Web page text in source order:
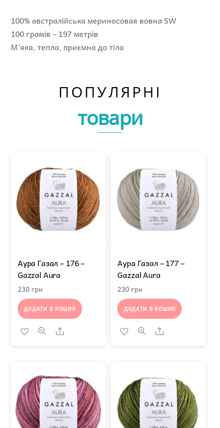
100% австралійська мериносовая вовна SW
100 грамів – 197 метрів
М’яка, тепла, приємна до тіла
ПОПУЛЯРНІ
товари
Аура Газал – 176 –
Gazzal Aura
230 грн
ДОДАТИ В КОШИК
Share
Аура Газал – 177 –
Gazzal Aura
230 грн
ДОДАТИ В КОШИК
Share